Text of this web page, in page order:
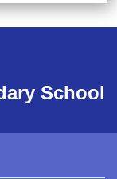
School